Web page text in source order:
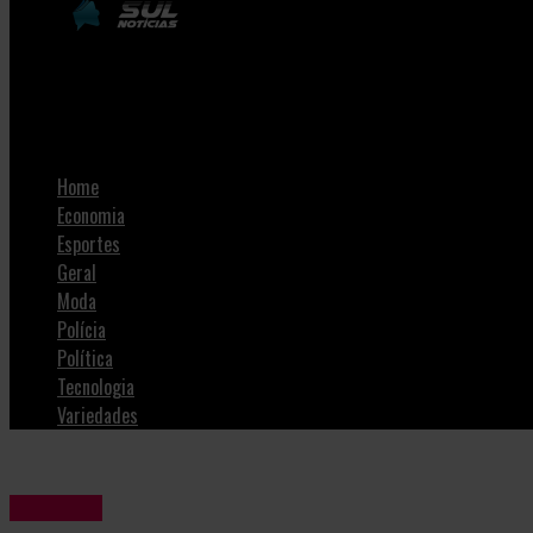
Home
Economia
Esportes
Geral
Moda
Polícia
Política
Tecnologia
Variedades